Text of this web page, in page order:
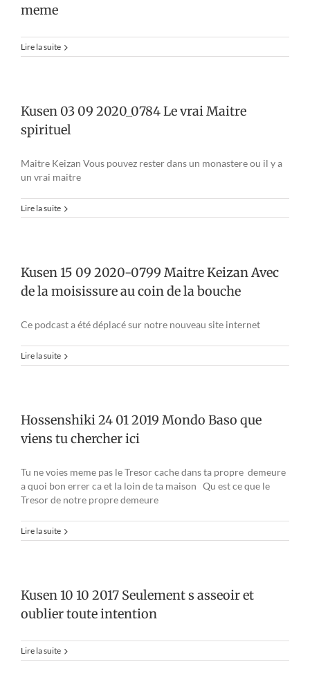
meme
Lire la suite
Kusen 03 09 2020_0784 Le vrai Maitre
spirituel
Maitre Keizan Vous pouvez rester dans un monastere ou il y a
un vrai maitre
Lire la suite
Kusen 15 09 2020-0799 Maitre Keizan Avec
de la moisissure au coin de la bouche
Ce podcast a été déplacé sur notre nouveau site internet
Lire la suite
Hossenshiki 24 01 2019 Mondo Baso que
viens tu chercher ici
Tu ne voies meme pas le Tresor cache dans ta propre demeure
a quoi bon errer ca et la loin de ta maison Qu est ce que le
Tresor de notre propre demeure
Lire la suite
Kusen 10 10 2017 Seulement s asseoir et
oublier toute intention
Lire la suite